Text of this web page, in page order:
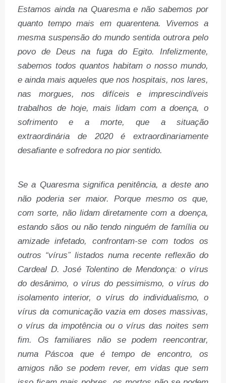
Estamos ainda na Quaresma e não sabemos por
quanto tempo mais em quarentena. Vivemos a
mesma suspensão do mundo sentida outrora pelo
povo de Deus na fuga do Egito. Infelizmente,
sabemos todos quantos habitam o nosso mundo,
e ainda mais aqueles que nos hospitais, nos lares,
nas morgues, nos difíceis e imprescindíveis
trabalhos de hoje, mais lidam com a doença, o
sofrimento e a morte, que a situação
extraordinária de 2020 é extraordinariamente
desafiante e sofredora no pior sentido.
Se a Quaresma significa penitência, a deste ano
não poderia ser maior. Porque mesmo os que,
com sorte, não lidam diretamente com a doença,
estando sãos ou não tendo ninguém de família ou
amizade infetado, confrontam-se com todos os
outros “vírus” listados numa recente reflexão do
Cardeal D. José Tolentino de Mendonça: o vírus
do desânimo, o vírus do pessimismo, o vírus do
isolamento interior, o vírus do individualismo, o
vírus da comunicação vazia em doses massivas,
o vírus da impotência ou o vírus das noites sem
fim. Os familiares não se podem reencontrar,
numa Páscoa que é tempo de encontro, os
amigos não se podem rever, em vidas que sem